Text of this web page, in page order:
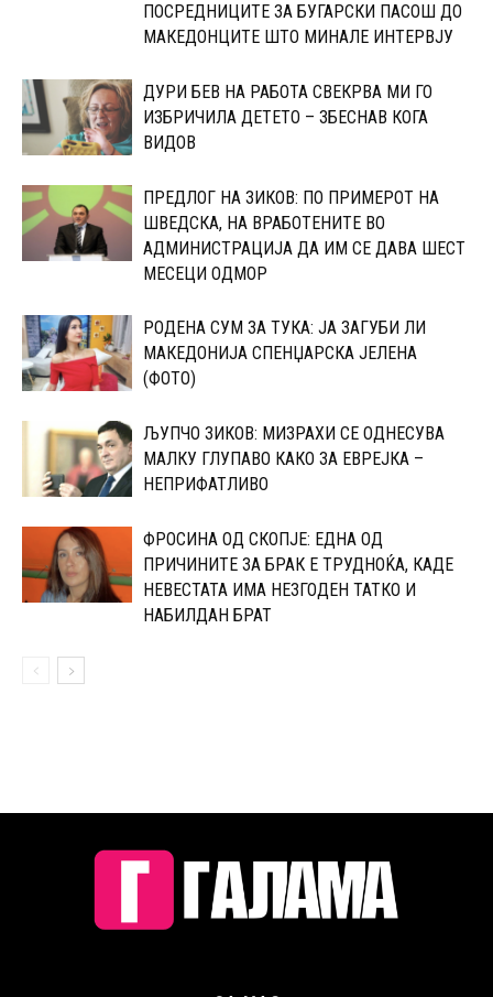
ПОСРЕДНИЦИТЕ ЗА БУГАРСКИ ПАСОШ ДО
МАКЕДОНЦИТЕ ШТО МИНАЛЕ ИНТЕРВЈУ
ДУРИ БЕВ НА РАБОТА СВЕКРВА МИ ГО
ИЗБРИЧИЛА ДЕТЕТО – ЗБЕСНАВ КОГА
ВИДОВ
ПРЕДЛОГ НА ЗИКОВ: ПО ПРИМЕРОТ НА
ШВЕДСКА, НА ВРАБОТЕНИТЕ ВО
АДМИНИСТРАЦИЈА ДА ИМ СЕ ДАВА ШЕСТ
МЕСЕЦИ ОДМОР
РОДЕНА СУМ ЗА ТУКА: ЈА ЗАГУБИ ЛИ
МАКЕДОНИЈА СПЕНЏАРСКА ЈЕЛЕНА
(ФОТО)
ЉУПЧО ЗИКОВ: МИЗРАХИ СЕ ОДНЕСУВА
МАЛКУ ГЛУПАВО КАКО ЗА ЕВРЕЈКА –
НЕПРИФАТЛИВО
ФРОСИНА ОД СКОПЈЕ: ЕДНА ОД
ПРИЧИНИТЕ ЗА БРАК Е ТРУДНОЌА, КАДЕ
НЕВЕСТАТА ИМА НЕЗГОДЕН ТАТКО И
НАБИЛДАН БРАТ